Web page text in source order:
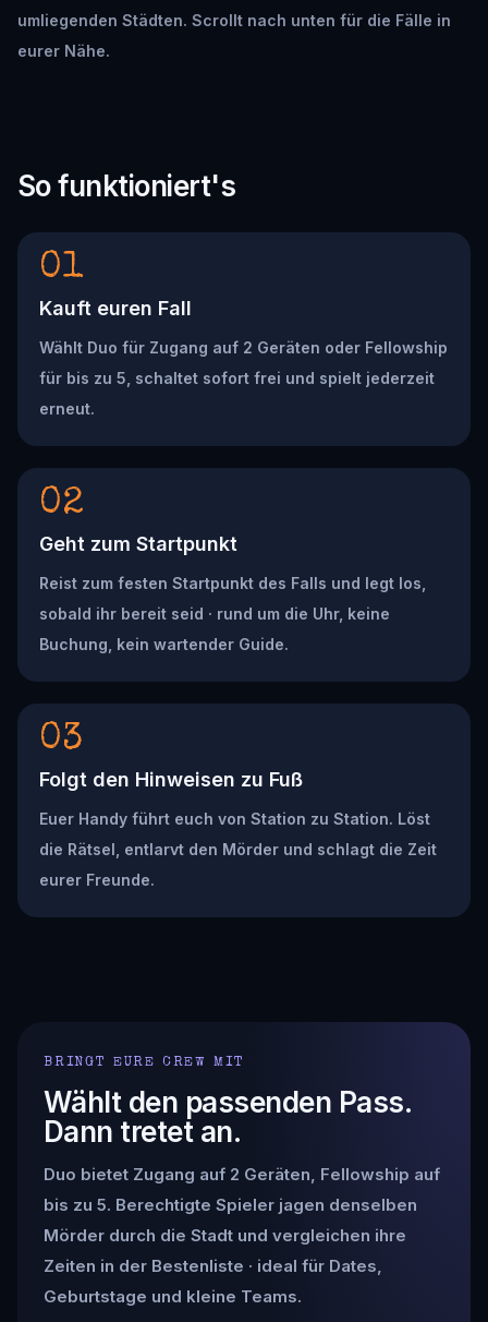
umliegenden Städten. Scrollt nach unten für die Fälle in
eurer Nähe.
So funktioniert's
01
Kauft euren Fall
Wählt Duo für Zugang auf 2 Geräten oder Fellowship
für bis zu 5, schaltet sofort frei und spielt jederzeit
erneut.
02
Geht zum Startpunkt
Reist zum festen Startpunkt des Falls und legt los,
sobald ihr bereit seid · rund um die Uhr, keine
Buchung, kein wartender Guide.
03
Folgt den Hinweisen zu Fuß
Euer Handy führt euch von Station zu Station. Löst
die Rätsel, entlarvt den Mörder und schlagt die Zeit
eurer Freunde.
BRINGT EURE CREW MIT
Wählt den passenden Pass.
Dann tretet an.
Duo bietet Zugang auf 2 Geräten, Fellowship auf
bis zu 5. Berechtigte Spieler jagen denselben
Mörder durch die Stadt und vergleichen ihre
Zeiten in der Bestenliste · ideal für Dates,
Geburtstage und kleine Teams.